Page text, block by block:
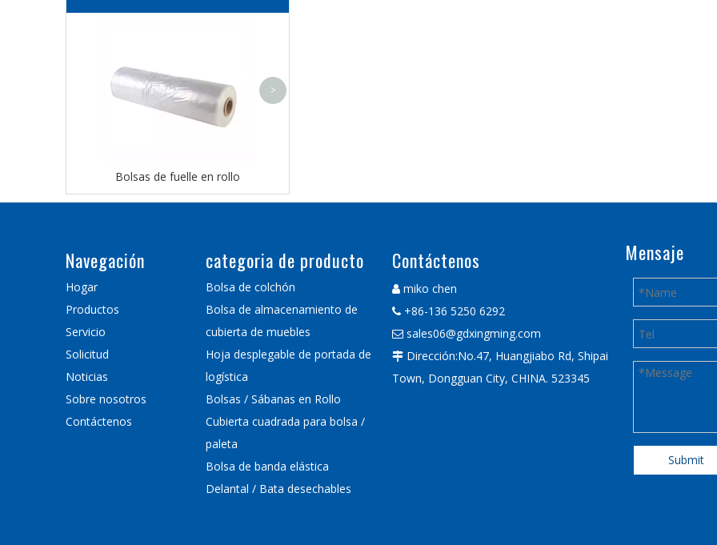
Bolsas de fuelle en rollo
>
Navegación
Hogar
Productos
Servicio
Solicitud
Noticias
Sobre nosotros
Contáctenos
categoria de producto
Bolsa de colchón
Bolsa de almacenamiento de
cubierta de muebles
Hoja desplegable de portada de
logística
Bolsas / Sábanas en Rollo
Cubierta cuadrada para bolsa /
paleta
Bolsa de banda elástica
Delantal / Bata desechables
Contáctenos
 miko chen
 +86-136 5250 6292
 sales06@gdxingming.com
 Dirección:No.47, Huangjiabo Rd, Shipai
Town, Dongguan City, CHINA. 523345
Mensaje
Submit